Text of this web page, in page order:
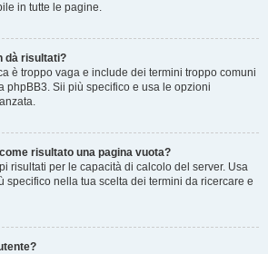
in tutte le pagine.
dà risultati?
è troppo vaga e include dei termini troppo comuni
phpBB3. Sii più specifico e usa le opzioni
risultato una pagina vuota?
risultati per le capacità di calcolo del server. Usa
specifico nella tua scelta dei termini da ricercare e